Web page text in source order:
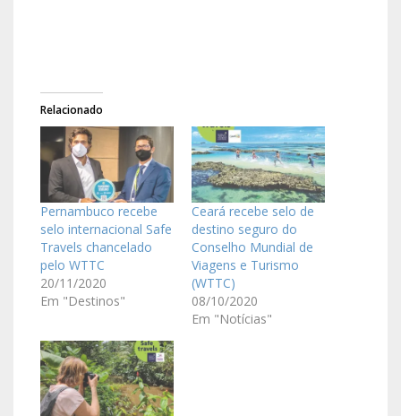
Relacionado
Pernambuco recebe
selo internacional Safe
Travels chancelado
pelo WTTC
20/11/2020
Em "Destinos"
Ceará recebe selo de
destino seguro do
Conselho Mundial de
Viagens e Turismo
(WTTC)
08/10/2020
Em "Notícias"